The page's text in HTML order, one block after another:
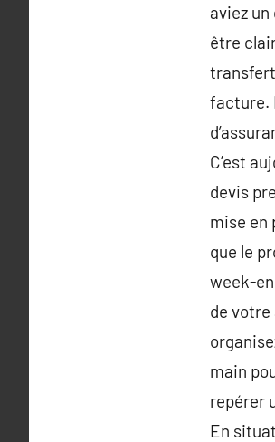
aviez
être
facture.
C’est
devis
mise en
que le
week-
de
main
repérer
En